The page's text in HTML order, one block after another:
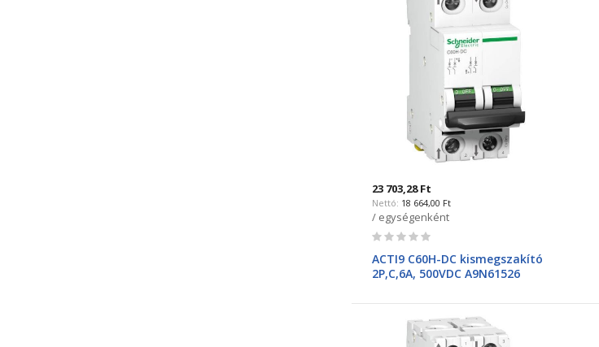
23 703,28 Ft
18 664,00 Ft
/ egységenként
Rating:
ACTI9 C60H-DC kismegszakító
2P,C,6A, 500VDC A9N61526